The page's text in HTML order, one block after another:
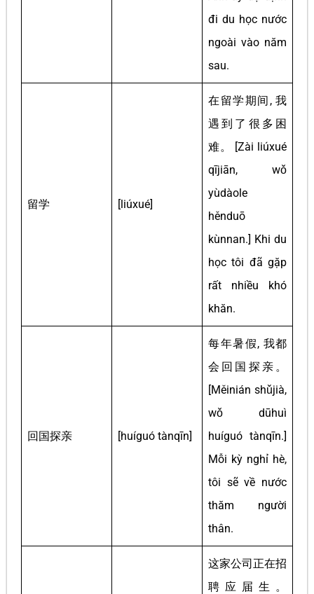
đi du học nước
ngoài vào năm
sau.
留学 [liúxué]
在留学期间, 我
遇到了很多困
难。 [Zài liúxué
qījiān, wǒ
yùdàole
hěnduō
kùnnan.] Khi du
học tôi đã gặp
rất nhiều khó
khăn.
回国探亲 [huíguó tànqīn]
每年暑假, 我都
会回国探亲。
[Měinián shǔjià,
wǒ dūhuì
huíguó tànqīn.]
Mỗi kỳ nghỉ hè,
tôi sẽ về nước
thăm người
thân.
这家公司正在招
聘应届生。